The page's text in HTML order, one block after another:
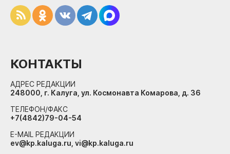
КОНТАКТЫ
АДРЕС РЕДАКЦИИ
248000, г. Калуга, ул. Космонавта Комарова, д. 36
ТЕЛЕФОН/ФАКС
+7(4842)79-04-54
E-MAIL РЕДАКЦИИ
ev@kp.kaluga.ru, vi@kp.kaluga.ru